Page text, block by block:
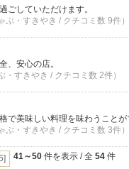
ごしていただけます。
ぶ・すきやき / クチコミ数 9件）
、安心の店。
・すきやき / クチコミ数 2件）
で美味しい料理を味わうことが
ぶ・すきやき / クチコミ数 3件）
41～50 件を表示 / 全 54 件